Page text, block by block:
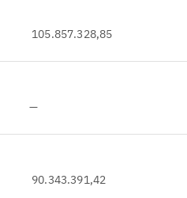
105.857.328,85
—
90.343.391,42